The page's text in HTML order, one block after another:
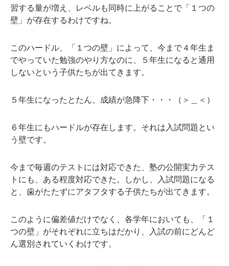
習する量が増え、レベルも同時に上がることで「１つの
壁」が存在するわけですね。
このハードル、「１つの壁」によって、今まで４年生ま
でやっていた勉強のやり方なのに、５年生になると通用
しないという子供たちが出てきます。
５年生になったとたん、成績が急降下・・・（＞＿＜）
６年生にもハードルが存在します。それは入試問題とい
う壁です。
今まで毎週のテストには対応できた、塾の公開実力テス
トにも、ある程度対応できた。しかし、入試問題になる
と、歯がたたずにアタフタする子供たちが出てきます。
このように偏差値だけでなく、各学年においても、「１
つの壁」がそれぞれに立ちはだかり、入試の前にどんど
ん選別されていくわけです。